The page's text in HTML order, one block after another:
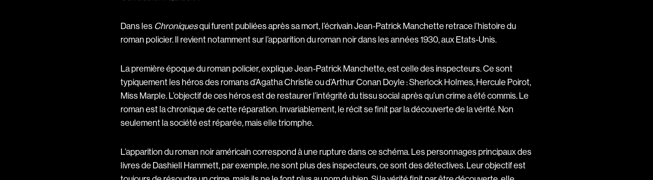
Dans les Chroniquesqui furent publiées après sa mort, l’écrivain Jean-Patrick Manchette retrace l’histoire du
roman policier. Il revient notamment sur l’apparition du roman noir dans les années 1930, aux Etats-Unis.
La première époque du roman policier, explique Jean-Patrick Manchette, est celle des inspecteurs. Ce sont
typiquement les héros des romans d’Agatha Christie ou d’Arthur Conan Doyle : Sherlock Holmes, Hercule Poirot,
Miss Marple. L’objectif de ces héros est de restaurer l’intégrité du tissu social après qu’un crime a été commis. Le
roman est la chronique de cette réparation. Invariablement, le récit se finit par la découverte de la vérité. Non
seulement la société est réparée, mais elle triomphe.
L’apparition du roman noir américain correspond à une rupture dans ce schéma. Les personnages principaux des
livres de Dashiell Hammett, par exemple, ne sont plus des inspecteurs, ce sont des détectives. Leur objectif est